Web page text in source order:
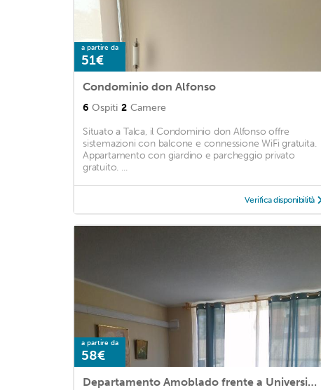
a partire da
51€
Condominio don Alfonso
6 Ospiti 2 Camere
Situato a Talca, il Condominio don Alfonso offre
sistemazioni con balcone e connessione WiFi gratuita.
Appartamento con giardino e parcheggio privato
gratuito. ...
Verifica disponibilità
a partire da
58€
Departamento Amoblado frente a Universidad de Talca.